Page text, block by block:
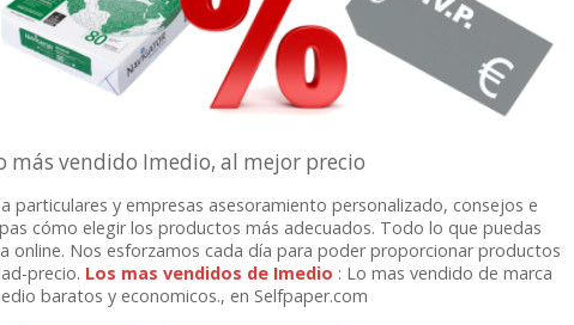
más vendido Imedio, al mejor precio
particulares y empresas asesoramiento personalizado, consejos e
cómo elegir los productos más adecuados. Todo lo que puedas
online. Nos esforzamos cada día para poder proporcionar productos
precio. Los mas vendidos de Imedio : Lo mas vendido de marca
baratos y economicos., en Selfpaper.com